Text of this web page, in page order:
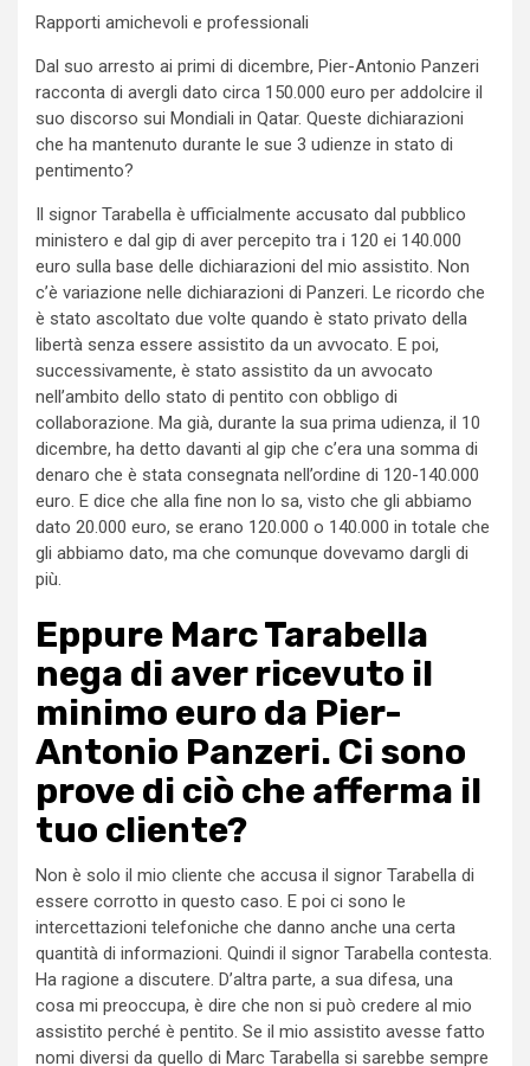
Rapporti amichevoli e professionali
Dal suo arresto ai primi di dicembre, Pier-Antonio Panzeri
racconta di avergli dato circa 150.000 euro per addolcire il
suo discorso sui Mondiali in Qatar. Queste dichiarazioni
che ha mantenuto durante le sue 3 udienze in stato di
pentimento?
Il signor Tarabella è ufficialmente accusato dal pubblico
ministero e dal gip di aver percepito tra i 120 ei 140.000
euro sulla base delle dichiarazioni del mio assistito. Non
c’è variazione nelle dichiarazioni di Panzeri. Le ricordo che
è stato ascoltato due volte quando è stato privato della
libertà senza essere assistito da un avvocato. E poi,
successivamente, è stato assistito da un avvocato
nell’ambito dello stato di pentito con obbligo di
collaborazione. Ma già, durante la sua prima udienza, il 10
dicembre, ha detto davanti al gip che c’era una somma di
denaro che è stata consegnata nell’ordine di 120-140.000
euro. E dice che alla fine non lo sa, visto che gli abbiamo
dato 20.000 euro, se erano 120.000 o 140.000 in totale che
gli abbiamo dato, ma che comunque dovevamo dargli di
più.
Eppure Marc Tarabella
nega di aver ricevuto il
minimo euro da Pier-
Antonio Panzeri. Ci sono
prove di ciò che afferma il
tuo cliente?
Non è solo il mio cliente che accusa il signor Tarabella di
essere corrotto in questo caso. E poi ci sono le
intercettazioni telefoniche che danno anche una certa
quantità di informazioni. Quindi il signor Tarabella contesta.
Ha ragione a discutere. D’altra parte, a sua difesa, una
cosa mi preoccupa, è dire che non si può credere al mio
assistito perché è pentito. Se il mio assistito avesse fatto
nomi diversi da quello di Marc Tarabella si sarebbe sempre